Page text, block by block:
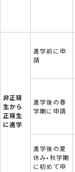
非正規
生から
正規生
に進学
進学前に申
請
進学後の春
学期に申請
進学後の夏
休み•秋学期
に初めて申